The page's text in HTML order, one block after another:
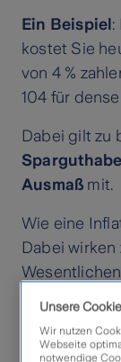
Ein Beispiel:
kostet Sie
von 4 %
104 für
Dabei gilt zu
Ausmaß mit.
Wie eine
Dabei wirken
Unsere
Wir nutzen
Webseite
notwendige